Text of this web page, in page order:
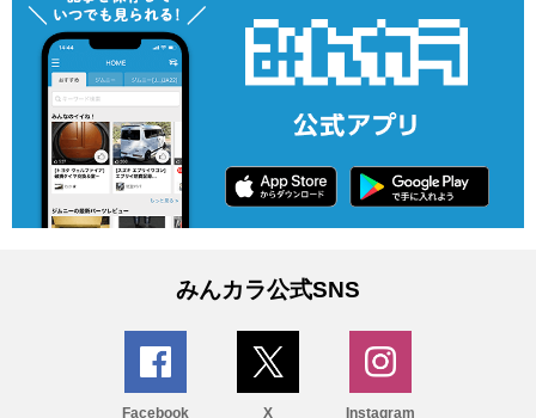
みんカラ公式SNS
Facebook X Instagram